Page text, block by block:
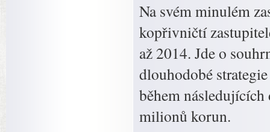
Na svém minulém
kopřivničtí
až 2014. Jde o
dlouhodobé
během následujících
milionů korun.